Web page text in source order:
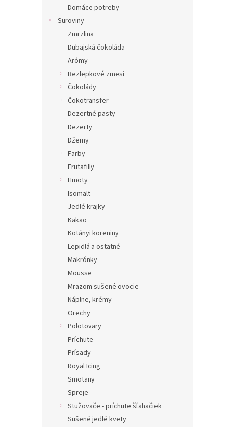
Domáce potreby
Suroviny
Zmrzlina
Dubajská čokoláda
Arómy
Bezlepkové zmesi
Čokolády
Čokotransfer
Dezertné pasty
Dezerty
Džemy
Farby
Frutafilly
Hmoty
Isomalt
Jedlé krajky
Kakao
Kotányi koreniny
Lepidlá a ostatné
Makrónky
Mousse
Mrazom sušené ovocie
Náplne, krémy
Orechy
Polotovary
Príchute
Prísady
Royal Icing
Smotany
Spreje
Stužovače - príchute šľahačiek
Sušené jedlé kvety